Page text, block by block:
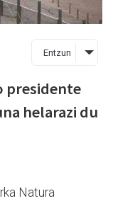
Entzun
presidente
helarazi du
Natura